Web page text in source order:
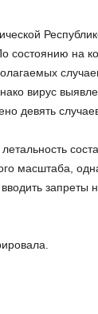
состоянию на
вирус
девять
масштаба,
запреты